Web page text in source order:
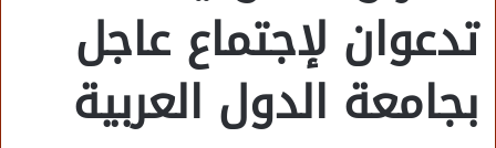
تدعوان لإجتماع عاجل
بجامعة الدول العربية